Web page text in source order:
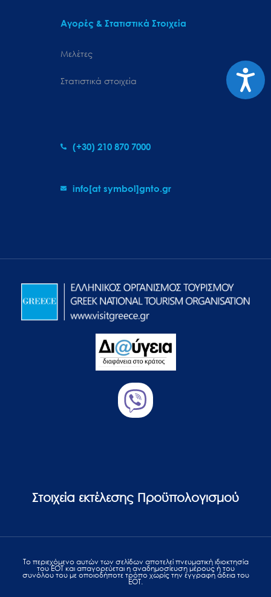
Αγορές & Στατιστικά Στοιχεία
Μελέτες
Στατιστικά στοιχεία
(+30) 210 870 7000
info[at symbol]gnto.gr
Στοιχεία εκτέλεσης Προϋπολογισμού
Το περιεχόμενο αυτών των σελίδων αποτελεί πvευματική ιδιοκτησία
του ΕΟΤ και απαγορεύεται η αναδημοσίευση μέρους ή του
συνόλου του με οποιοδήποτε τρόπο χωρίς την έγγραφη άδεια του
ΕΟΤ.